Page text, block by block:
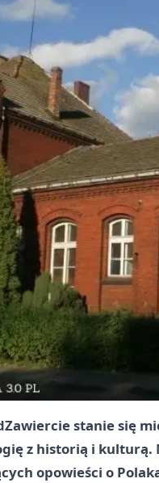
Zawierciestanie się
z historią i kulturą.
opowieści o